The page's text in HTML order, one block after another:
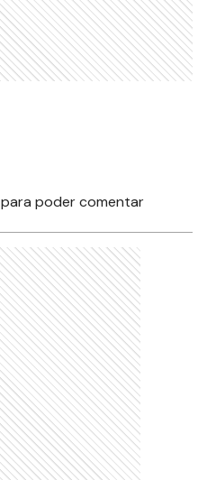
para poder comentar